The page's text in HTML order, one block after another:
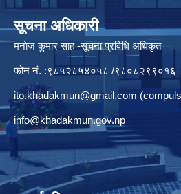
सूचना अधिकारी
मनाेज कुमार साह -सूचना प्रविधि अधिकृत
फोन नं. :९८५२८५४०५८ /९८०८२९९०१६
ito.khadakmun@gmail.com
info@khadakmun.gov.np